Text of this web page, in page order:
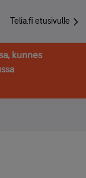
Telia.fi etusivulle
kunnes